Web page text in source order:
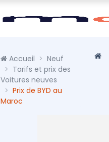
Accueil
Neuf
Tarifs et prix des
Voitures neuves
Prix de BYD au
Maroc